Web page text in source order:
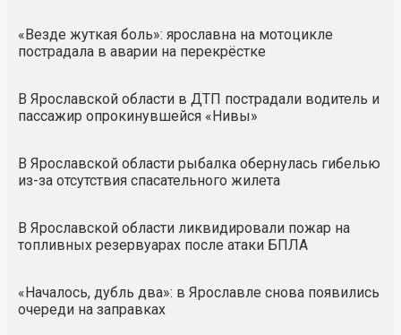
«Везде жуткая боль»: ярославна на мотоцикле
пострадала в аварии на перекрёстке
В Ярославской области в ДТП пострадали водитель и
пассажир опрокинувшейся «Нивы»
В Ярославской области рыбалка обернулась гибелью
из-за отсутствия спасательного жилета
В Ярославской области ликвидировали пожар на
топливных резервуарах после атаки БПЛА
«Началось, дубль два»: в Ярославле снова появились
очереди на заправках